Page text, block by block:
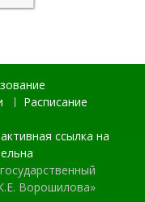
Расписание
ссылка на
Ворошилова»